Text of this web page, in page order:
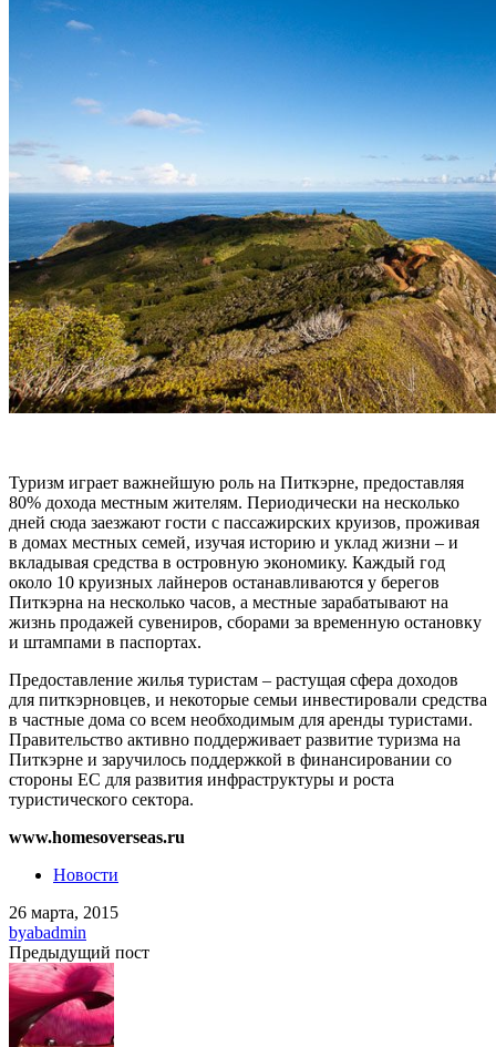
Туризм играет важнейшую роль на Питкэрне, предоставляя
80% дохода местным жителям. Периодически на несколько
дней сюда заезжают гости с пассажирских круизов, проживая
в домах местных семей, изучая историю и уклад жизни – и
вкладывая средства в островную экономику. Каждый год
около 10 круизных лайнеров останавливаются у берегов
Питкэрна на несколько часов, а местные зарабатывают на
жизнь продажей сувениров, сборами за временную остановку
и штампами в паспортах.
Предоставление жилья туристам – растущая сфера доходов
для питкэрновцев, и некоторые семьи инвестировали средства
в частные дома со всем необходимым для аренды туристами.
Правительство активно поддерживает развитие туризма на
Питкэрне и заручилось поддержкой в финансировании со
стороны ЕС для развития инфраструктуры и роста
туристического сектора.
www.homesoverseas.ru
Новости
26 марта, 2015
byabadmin
Предыдущий пост